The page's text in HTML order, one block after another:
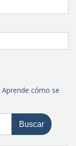
Aprende cómo se